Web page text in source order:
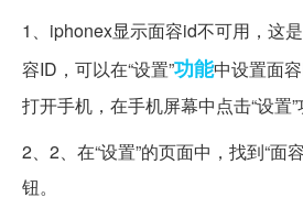
1、iphonex显示面容id不可用，这
容ID，可以在“设置”功能中设置面
打开手机，在手机屏幕中点击“设置”
2、2、在“设置”的页面中，找到“面
钮。